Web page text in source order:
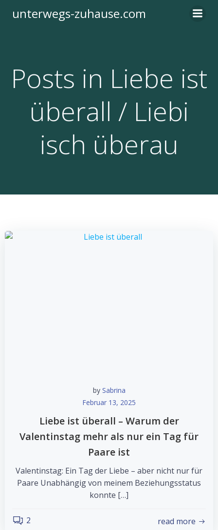
Inhalt
unterwegs-zuhause.com
Posts in Liebe ist
überall / Liebi
isch überau
by Sabrina
Februar 13, 2025
Liebe ist überall – Warum der
Valentinstag mehr als nur ein Tag für
Paare ist
Valentinstag: Ein Tag der Liebe – aber nicht nur für
Paare Unabhängig von meinem Beziehungsstatus
konnte […]
2 read more